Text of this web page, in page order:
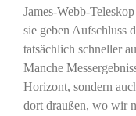
James-Webb-
sie geben Aufschluss
tatsächlich schneller
Manche
Horizont, sondern
dort draußen, wo wir